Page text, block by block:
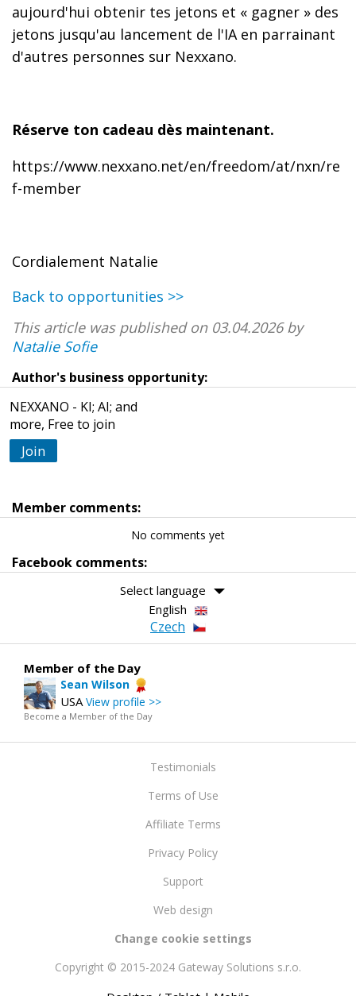
aujourd'hui obtenir tes jetons et « gagner » des
jetons jusqu'au lancement de l'IA en parrainant
d'autres personnes sur Nexxano.
Réserve ton cadeau dès maintenant.
https://www.nexxano.net/en/freedom/at/nxn/re
f-member
Cordialement Natalie
Back to opportunities >>
This article was published on 03.04.2026 by
Natalie Sofie
Author's business opportunity:
NEXXANO - KI; AI; and
more, Free to join
Join
Member comments:
No comments yet
Facebook comments:
Select language
English
Czech
Member of the Day
Sean Wilson
USA View profile >>
Become a Member of the Day
Testimonials
Terms of Use
Affiliate Terms
Privacy Policy
Support
Web design
Change cookie settings
Copyright © 2015-2024 Gateway Solutions s.r.o.